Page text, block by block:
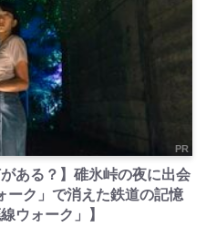
PR
ある？】碓氷峠の夜に出会
ーク」で消えた鉄道の記憶
ウォーク」】